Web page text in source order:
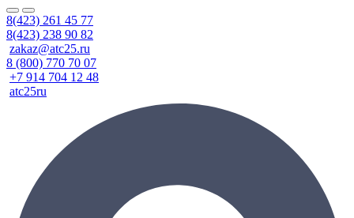
8(423) 261 45 77
8(423) 238 90 82
zakaz@atc25.ru
8 (800) 770 70 07
+7 914 704 12 48
atc25ru